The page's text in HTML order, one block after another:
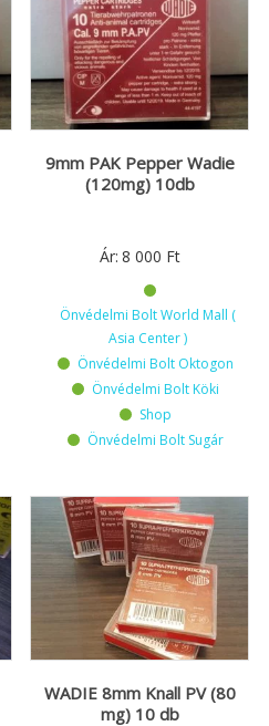
9mm PAK Pepper Wadie
(120mg) 10db
Ár: 8 000 Ft
Önvédelmi Bolt World Mall (
Asia Center )
Önvédelmi Bolt Oktogon
Önvédelmi Bolt Köki
Shop
Önvédelmi Bolt Sugár
WADIE 8mm Knall PV (80
mg) 10 db